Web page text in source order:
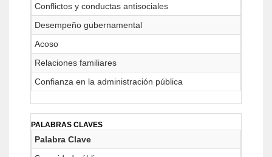
Conflictos y conductas antisociales
Desempeño gubernamental
Acoso
Relaciones familiares
Confianza en la administración pública
PALABRAS CLAVES
Palabra Clave